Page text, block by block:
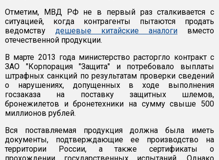
Отметим, МВД РФ не в первый раз сталкивается с
ситуацией, когда контрагенты пытаются продать
ведомству дешевые китайские аналоги вместо
отечественной продукции.
В марте 2013 года министерство расторгло контракт с
ЗАО "Корпорация "Защита" и потребовало выплаты
штрафных санкций по результатам проверки сведений
о нарушениях, допущенных в ходе выполнения
госзаказа на поставку защитных шлемов,
бронежилетов и бронетехники на сумму свыше 500
миллионов рублей.
Вся поставляемая продукция должна была иметь
документы, подтверждающие ее производство на
территории России, а также сертификаты о
прохождении государственных испытаний. Однако